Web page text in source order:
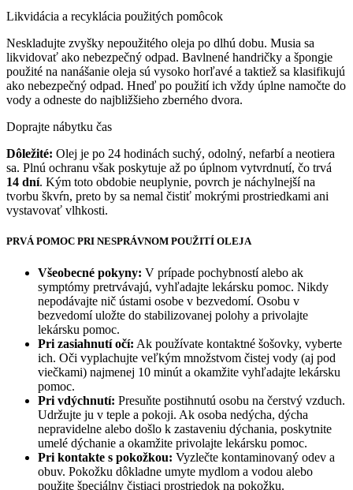
Likvidácia a recyklácia použitých pomôcok
Neskladujte zvyšky nepoužitého oleja po dlhú dobu. Musia sa
likvidovať ako nebezpečný odpad. Bavlnené handričky a špongie
použité na nanášanie oleja sú vysoko horľavé a taktiež sa klasifikujú
ako nebezpečný odpad. Hneď po použití ich vždy úplne namočte do
vody a odneste do najbližšieho zberného dvora.
Doprajte nábytku čas
Dôležité: Olej je po 24 hodinách suchý, odolný, nefarbí a neotiera
sa. Plnú ochranu však poskytuje až po úplnom vytvrdnutí, čo trvá
14 dní. Kým toto obdobie neuplynie, povrch je náchylnejší na
tvorbu škvŕn, preto by sa nemal čistiť mokrými prostriedkami ani
vystavovať vlhkosti.
PRVÁ POMOC PRI NESPRÁVNOM POUŽITÍ OLEJA
Všeobecné pokyny: V prípade pochybností alebo ak
symptómy pretrvávajú, vyhľadajte lekársku pomoc. Nikdy
nepodávajte nič ústami osobe v bezvedomí. Osobu v
bezvedomí uložte do stabilizovanej polohy a privolajte
lekársku pomoc.
Pri zasiahnutí očí: Ak používate kontaktné šošovky, vyberte
ich. Oči vyplachujte veľkým množstvom čistej vody (aj pod
viečkami) najmenej 10 minút a okamžite vyhľadajte lekársku
pomoc.
Pri vdýchnutí: Presuňte postihnutú osobu na čerstvý vzduch.
Udržujte ju v teple a pokoji. Ak osoba nedýcha, dýcha
nepravidelne alebo došlo k zastaveniu dýchania, poskytnite
umelé dýchanie a okamžite privolajte lekársku pomoc.
Pri kontakte s pokožkou: Vyzlečte kontaminovaný odev a
obuv. Pokožku dôkladne umyte mydlom a vodou alebo
použite špeciálny čistiaci prostriedok na pokožku.